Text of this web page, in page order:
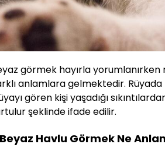
görmek hayırla
anlamlara gelmektedir.
gören kişi yaşadığı
şeklinde ifade edilir.
Havlu Görmek Ne